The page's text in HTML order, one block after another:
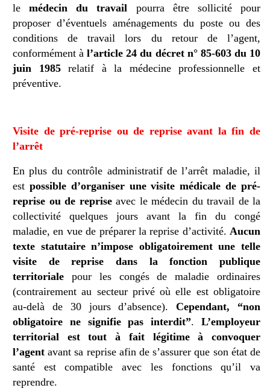
le
médecin du travail
pourra être sollicité pour
proposer d’éventuels aménagements du poste ou des
conditions de travail lors du retour de l’agent,
conformément à l’article 24 du décret n° 85-603 du 10
juin 1985
relatif à la médecine professionnelle et
préventive.
Visite de pré-reprise ou de reprise avant la fin de
l’arrêt
En plus du contrôle administratif de l’arrêt maladie, il
est possible d’organiser une visite médicale de pré-
reprise ou de reprise avec le médecin du travail de la
collectivité quelques jours avant la fin du congé
maladie, en vue de préparer la reprise d’activité. Aucun
texte statutaire n’impose obligatoirement une telle
visite de reprise dans la fonction publique
territoriale
pour les congés de maladie ordinaires
(contrairement au secteur privé où elle est obligatoire
au-delà de 30 jours d’absence).
Cependant, “non
obligatoire ne signifie pas interdit”.
L’employeur
territorial est tout à fait légitime à convoquer
l’agent avant sa reprise afin de s’assurer que son état de
santé est compatible avec les fonctions qu’il va
reprendre.